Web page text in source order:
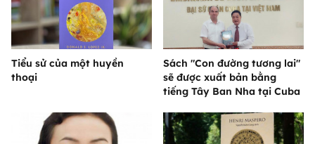
Tiểu sử của một huyền
thoại
Sách "Con đường tương lai"
sẽ được xuất bản bằng
tiếng Tây Ban Nha tại Cuba